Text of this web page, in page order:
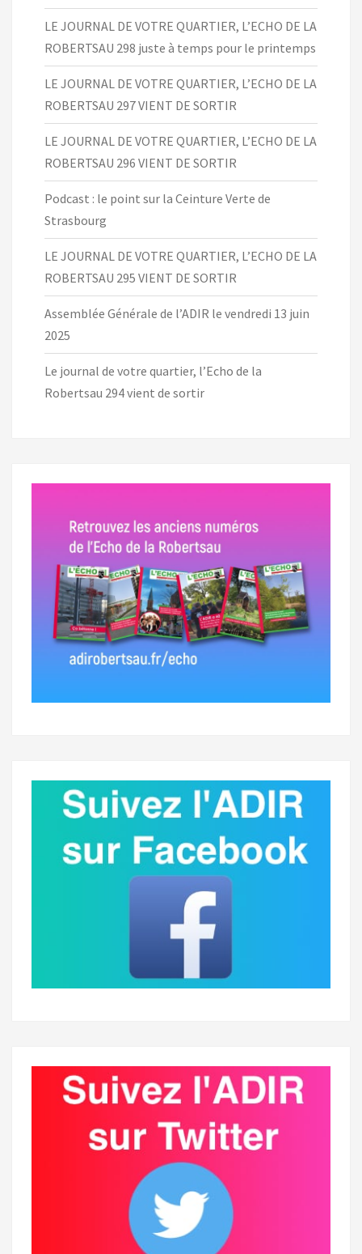
LE JOURNAL DE VOTRE QUARTIER, L’ECHO DE LA
ROBERTSAU 298 juste à temps pour le printemps
LE JOURNAL DE VOTRE QUARTIER, L’ECHO DE LA
ROBERTSAU 297 VIENT DE SORTIR
LE JOURNAL DE VOTRE QUARTIER, L’ECHO DE LA
ROBERTSAU 296 VIENT DE SORTIR
Podcast : le point sur la Ceinture Verte de
Strasbourg
LE JOURNAL DE VOTRE QUARTIER, L’ECHO DE LA
ROBERTSAU 295 VIENT DE SORTIR
Assemblée Générale de l’ADIR le vendredi 13 juin
2025
Le journal de votre quartier, l’Echo de la
Robertsau 294 vient de sortir